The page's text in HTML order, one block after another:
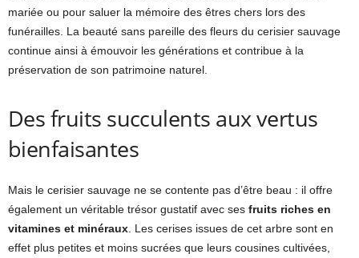
mariée ou pour saluer la mémoire des êtres chers lors des
funérailles. La beauté sans pareille des fleurs du cerisier sauvage
continue ainsi à émouvoir les générations et contribue à la
préservation de son patrimoine naturel.
Des fruits succulents aux vertus
bienfaisantes
Mais le cerisier sauvage ne se contente pas d’être beau : il offre
également un véritable trésor gustatif avec ses fruits riches en
vitamines et minéraux . Les cerises issues de cet arbre sont en
effet plus petites et moins sucrées que leurs cousines cultivées,